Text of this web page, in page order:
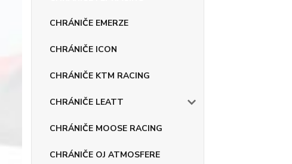
CHRÁNIČE EMERZE
CHRÁNIČE ICON
CHRÁNIČE KTM RACING
CHRÁNIČE LEATT
CHRÁNIČE MOOSE RACING
CHRÁNIČE OJ ATMOSFERE